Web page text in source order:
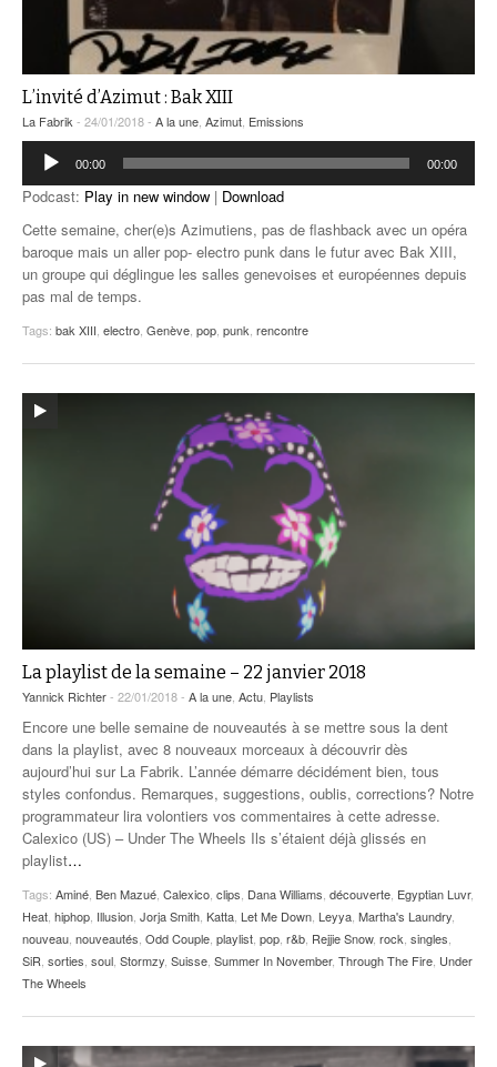
L’invité d’Azimut : Bak XIII
La Fabrik- 24/01/2018 - A la une, Azimut, Emissions
Lecteur
audio
00:00 00:00
Podcast: Play in new window | Download
Cette semaine, cher(e)s Azimutiens, pas de flashback avec un opéra
baroque mais un aller pop- electro punk dans le futur avec Bak XIII,
un groupe qui déglingue les salles genevoises et européennes depuis
pas mal de temps.
Tags: bak XIII, electro, Genève, pop, punk, rencontre
La playlist de la semaine – 22 janvier 2018
Yannick Richter- 22/01/2018 - A la une Actu Playlists
Encore une belle semaine de nouveautés à se mettre sous la dent
dans la playlist, avec 8 nouveaux morceaux à découvrir dès
aujourd’hui sur La Fabrik. L’année démarre décidément bien, tous
styles confondus. Remarques, suggestions, oublis, corrections? Notre
programmateur lira volontiers vos commentaires à cette adresse.
Calexico (US) – Under The Wheels Ils s’étaient déjà glissés en
playlist…
Tags: Aminé Ben Mazué Calexico clips Dana Williams découverte Egyptian Luvr,
Heat hiphop Illusion Jorja Smith Katta Let Me Down Leyya Martha's Laundry
nouveau nouveautés Odd Couple playlist pop r&b Rejjie Snow, rock singles
SiR sorties soul Stormzy Suisse Summer In November, Through The Fire Under
The Wheels